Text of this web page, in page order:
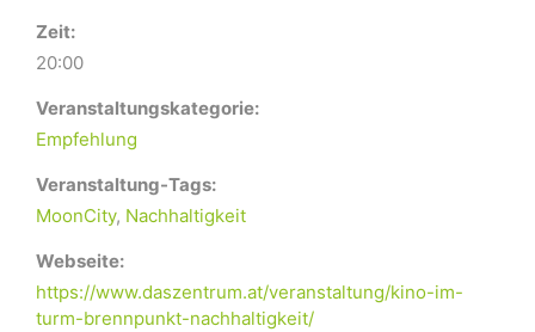
Zeit:
20:00
Veranstaltungskategorie:
Empfehlung
Veranstaltung-Tags:
MoonCity, Nachhaltigkeit
Webseite:
https://www.daszentrum.at/veranstaltung/kino-im-
turm-brennpunkt-nachhaltigkeit/